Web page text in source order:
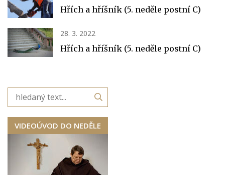
Hřích a hříšník (5. neděle postní C)
28. 3. 2022
Hřích a hříšník (5. neděle postní C)
VIDEOÚVOD DO NEDĚLE